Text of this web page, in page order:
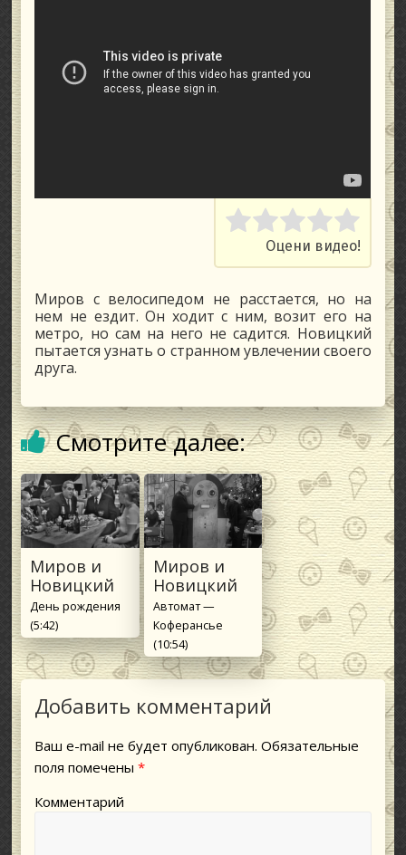
Rate this item:
Оцени видео!
Миров с велосипедом не расстается, но на
нем не ездит. Он ходит с ним, возит его на
метро, но сам на него не садится. Новицкий
пытается узнать о странном увлечении своего
друга.
Смотрите далее:
Миров и
Новицкий
День рождения
(5:42)
Миров и
Новицкий
Автомат —
Коферансье
(10:54)
Добавить комментарий
Ваш e-mail не будет опубликован. Обязательные
поля помечены*
Комментарий